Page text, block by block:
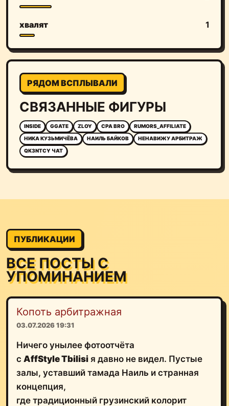
хвалят 1
РЯДОМ ВСПЛЫВАЛИ
СВЯЗАННЫЕ ФИГУРЫ
INSIDE GGATE ZLOY CPA BRO
RUMORS_AFFILIATE
НИКА КУЗЬМИЧЁВА
НАИЛЬ БАЙКОВ
НЕНАВИЖУ АРБИТРАЖ
QK3NTCY ЧАТ
ПУБЛИКАЦИИ
ВСЕ ПОСТЫ С
УПОМИНАНИЕМ
Копоть арбитражная
03.07.2026 19:31
Ничего унылее фотоотчёта
с AffStyle Tbilisi я давно не видел. Пустые
залы, уставший тамада Наиль и странная
концепция,
где традиционный грузинский колорит